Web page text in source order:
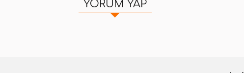
YORUM YAP